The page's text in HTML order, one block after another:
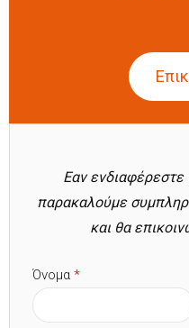
Εαν ενδιαφέρεστε
παρακαλούμε
και θα
Όνομα *